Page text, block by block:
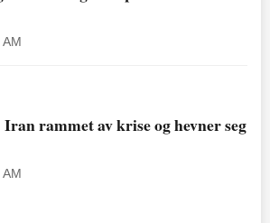
rammet av krise og hevner seg